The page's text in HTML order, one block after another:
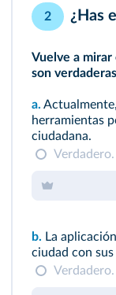
2 ¿Has
Vuelve a mirar
son
a.
herramientas
ciudadana.
Verdadero.
b. La
ciudad con
Verdadero.